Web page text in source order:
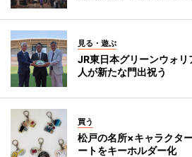
見る・遊ぶ
JR東日本グリーンウォ
人が新たな門出祝う
買う
松戸の名所×キャラクタ
ートをキーホルダー化